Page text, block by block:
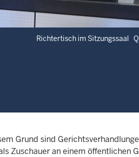
Richtertisch im Sitzungssaal
Grund sind
Zuschauer an einem öffentlichen